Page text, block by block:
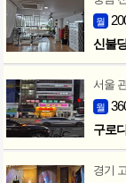
월
신불
서울
월
구로
경기